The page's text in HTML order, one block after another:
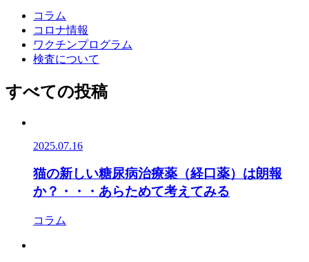
コラム
コロナ情報
ワクチンプログラム
検査について
すべての投稿
2025.07.16
猫の新しい糖尿病治療薬（経口薬）は朗報
か？・・・あらためて考えてみる
コラム